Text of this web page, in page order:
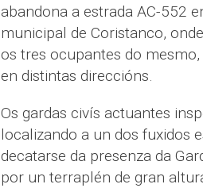
abandona a estrada AC-552
municipal de Coristanco,
os tres ocupantes do
en distintas direccións.
Os gardas civís actuantes
localizando a un dos fuxidos
decatarse da presenza da
por un terraplén de gran